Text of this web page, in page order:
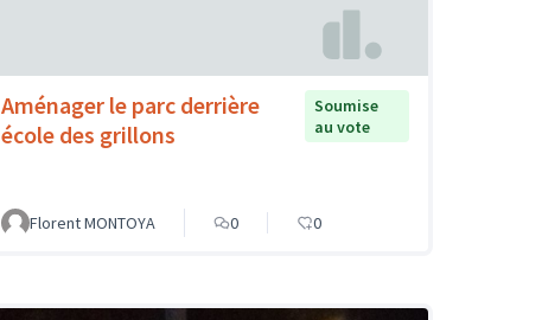
Aménager le parc derrière
école des grillons
Soumise
au vote
Florent MONTOYA 0 0